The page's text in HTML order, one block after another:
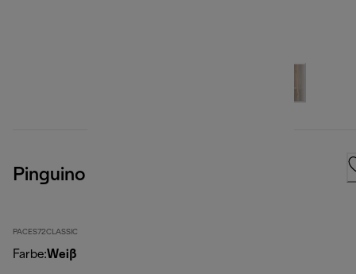
Pinguino Compact
PACES72CLASSIC
Farbe:Weiß